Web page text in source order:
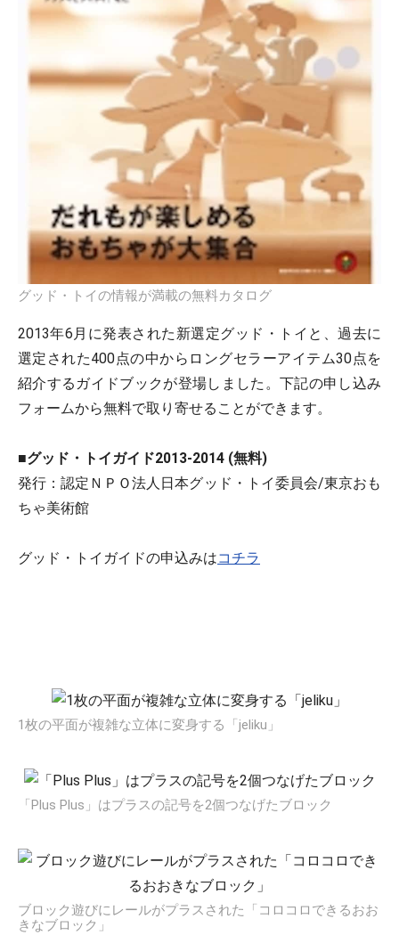
グッド・トイの情報が満載の無料カタログ
2013年6月に発表された新選定グッド・トイと、過去に
選定された400点の中からロングセラーアイテム30点を
紹介するガイドブックが登場しました。下記の申し込み
フォームから無料で取り寄せることができます。
■グッド・トイガイド2013-2014 (無料)
発行：認定ＮＰＯ法人日本グッド・トイ委員会/東京おも
ちゃ美術館
グッド・トイガイドの申込みはコチラ
1枚の平面が複雑な立体に変身する「jeliku」
「Plus Plus」はプラスの記号を2個つなげたブロック
ブロック遊びにレールがプラスされた「コロコロできるおお
きなブロック」